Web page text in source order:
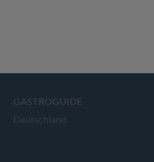
GASTROGUIDE
Deutschland